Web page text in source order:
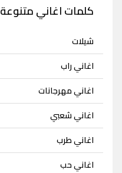
كلمات اغاني متنوعة
شيلات
اغاني راب
اغاني مهرجانات
اغاني شعبي
اغاني طرب
اغاني حب